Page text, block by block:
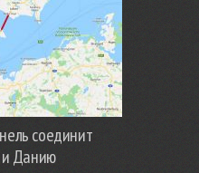
соединит
Данию